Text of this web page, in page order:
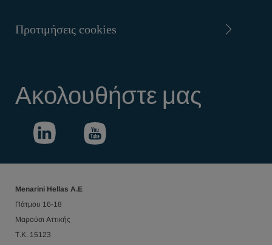
Προτιμήσεις cookies
Ακολουθήστε μας
Menarini Hellas Α.Ε
Πάτμου 16-18
Μαρούσι Αττικής
Τ.Κ. 15123